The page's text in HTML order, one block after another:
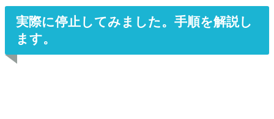
実際に停止してみました。手順を解説し
ます。